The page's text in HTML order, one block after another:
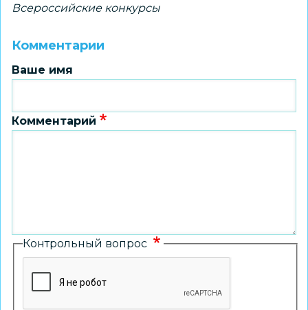
Всероссийские конкурсы
Комментарии
Ваше имя
Комментарий
Контрольный вопрос